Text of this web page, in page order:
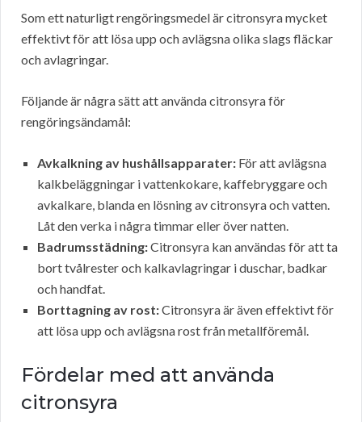
Som ett naturligt rengöringsmedel är citronsyra mycket
effektivt för att lösa upp och avlägsna olika slags fläckar
och avlagringar.
Följande är några sätt att använda citronsyra för
rengöringsändamål:
Avkalkning av hushållsapparater: För att avlägsna
kalkbeläggningar i vattenkokare, kaffebryggare och
avkalkare, blanda en lösning av citronsyra och vatten.
Låt den verka i några timmar eller över natten.
Badrumsstädning:Citronsyra kan användas för att ta
bort tvålrester och kalkavlagringar i duschar, badkar
och handfat.
Borttagning av rost:Citronsyra är även effektivt för
att lösa upp och avlägsna rost från metallföremål.
Fördelar med att använda
citronsyra